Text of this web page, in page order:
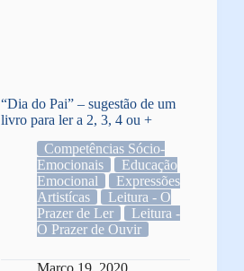
“Dia do Pai” – sugestão de um
livro para ler a 2, 3, 4 ou +
Competências Sócio-
Emocionais
Educação
Emocional
Expressões
Artistícas
Leitura - O
Prazer de Ler
Leitura -
O Prazer de Ouvir